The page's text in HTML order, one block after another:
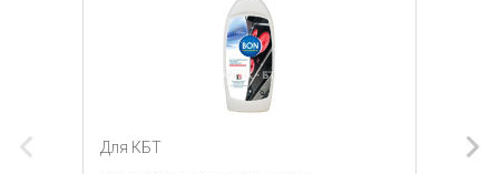
Для КБТ
Для КБТ